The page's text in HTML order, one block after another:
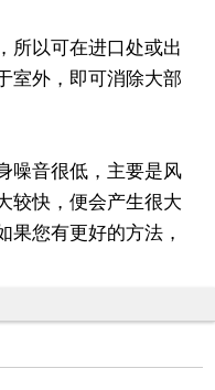
以可在进口处或出
室外，即可消除大部
音很低，主要是风
较快，便会产生很大
果您有更好的方法，